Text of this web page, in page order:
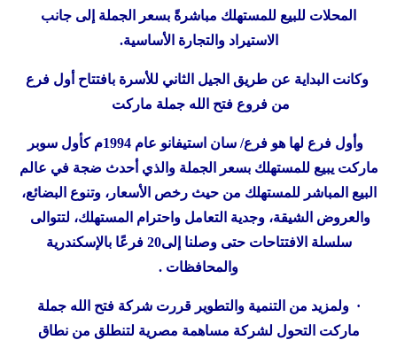
المحلات للبيع للمستهلك مباشرةً بسعر الجملة إلى جانب
الاستيراد والتجارة الأساسية.
وكانت البداية عن طريق الجيل الثاني للأسرة بافتتاح أول فرع
من فروع فتح الله جملة ماركت
وأول فرع لها هو فرع/ سان استيفانو عام 1994م كأول سوبر
ماركت يبيع للمستهلك بسعر الجملة والذي أحدث ضجة في عالم
البيع المباشر للمستهلك من حيث رخص الأسعار، وتنوع البضائع،
والعروض الشيقة، وجدية التعامل واحترام المستهلك، لتتوالى
سلسلة الافتتاحات حتى وصلنا إلى20 فرعًا بالإسكندرية
والمحافظات .
· ولمزيد من التنمية والتطوير قررت شركة فتح الله جملة
ماركت التحول لشركة مساهمة مصرية لتنطلق من نطاق